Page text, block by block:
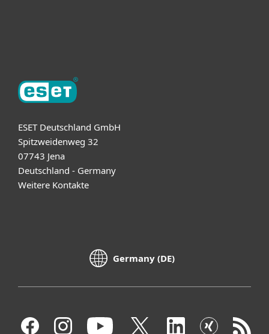
ESET Deutschland GmbH
Spitzweidenweg 32
07743 Jena
Deutschland - Germany
Weitere Kontakte
Germany (DE)